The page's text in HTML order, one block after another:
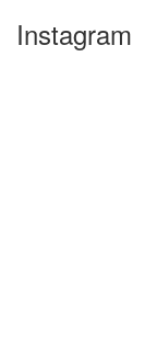
Instagram